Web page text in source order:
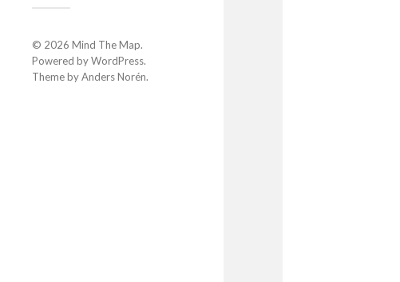
© 2026 Mind The Map.
Powered byWordPress.
Theme byAnders Norén.